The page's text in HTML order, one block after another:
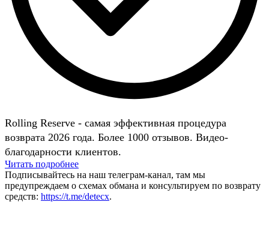
Rolling Reserve - самая эффективная процедура
возврата 2026 года. Более 1000 отзывов. Видео-
благодарности клиентов.
Читать подробнее
Подписывайтесь на наш телеграм-канал, там мы
предупреждаем о схемах обмана и консультируем по возврату
средств: https://t.me/detecx.